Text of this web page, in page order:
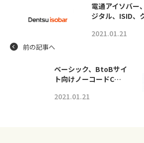
電通アイソバー
ジタル、ISID、
2021.01.21
前の記事へ
ベーシック、BtoBサイ
ト向けノーコードC…
2021.01.21